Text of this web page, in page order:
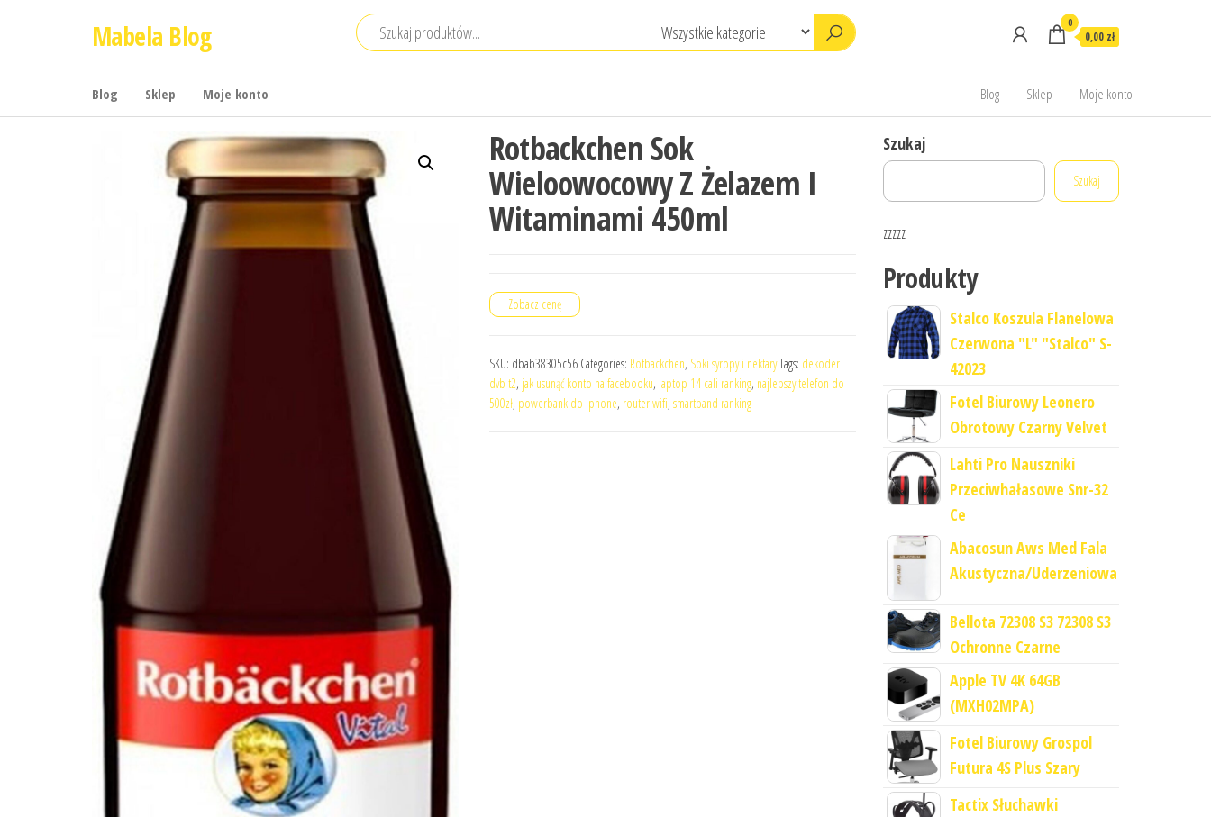
Mabela Blog 0
0,00 zł
Blog Sklep Moje konto Blog Sklep Moje konto
Rotbackchen Sok
Wieloowocowy Z Żelazem I
Witaminami 450ml
Zobacz cenę
SKU: dbab38305c56 Categories: Rotbackchen, Soki syropy i nektaryTags: dekoder
dvb t2, jak usunąć konto na facebooku, laptop 14 cali ranking, najlepszy telefon do
500zł, powerbank do iphone, router wifi, smartband ranking
Szukaj
Szukaj
zzzzz
Produkty
Stalco Koszula Flanelowa
Czerwona "L" "Stalco" S-
42023
Fotel Biurowy Leonero
Obrotowy Czarny Velvet
Lahti Pro Nauszniki
Przeciwhałasowe Snr-32
Ce
Abacosun Aws Med Fala
Akustyczna/Uderzeniowa
Bellota 72308 S3 72308 S3
Ochronne Czarne
Apple TV 4K 64GB
(MXH02MPA)
Fotel Biurowy Grospol
Futura 4S Plus Szary
Tactix Słuchawki